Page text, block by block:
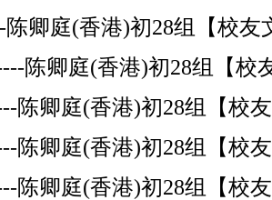
卿庭(香港)初28组【校友
陈卿庭(香港)初28组【校
陈卿庭(香港)初28组【校友
陈卿庭(香港)初28组【校友
陈卿庭(香港)初28组【校友